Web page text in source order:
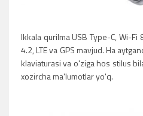
Ikkala qurilma USB Type-C, Wi-
4.2, LTE va GPS mavjud. Ha
klaviaturasi va o'ziga hos stilus
xozircha ma'lumotlar yo'q.